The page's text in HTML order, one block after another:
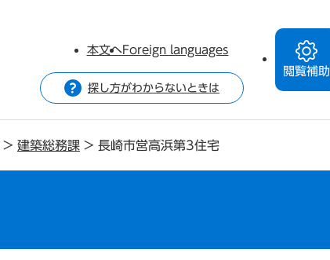
閲覧補助
本文へForeign languages
探し方がわからないときは
> 建築総務課 > 長崎市営高浜第3住宅